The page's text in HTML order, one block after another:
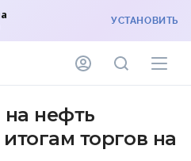
УСТАНОВИТЬ
нефть
торгов на